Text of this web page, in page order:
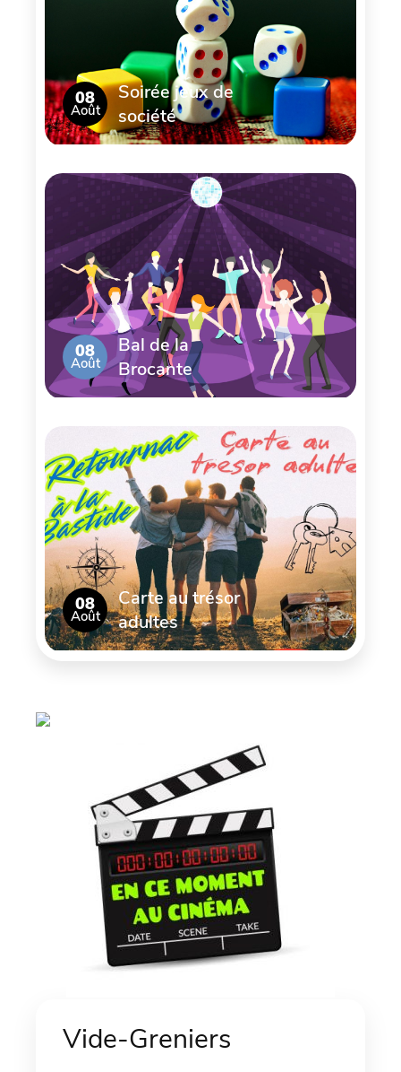
08
Août
Soirée jeux de
société
08
Août
Bal de la
Brocante
08
Août
Carte au trésor
adultes
Vide-Greniers